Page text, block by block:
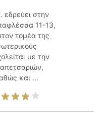
στην
11-13,
τομέα της
με την
και ...